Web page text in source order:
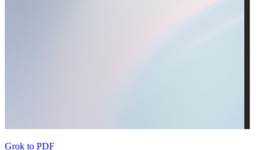
Grok to PDF